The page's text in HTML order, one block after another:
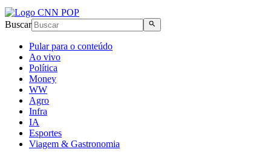
Buscar
Pular para o conteúdo
Ao vivo
Política
Money
WW
Agro
Infra
IA
Esportes
Viagem & Gastronomia